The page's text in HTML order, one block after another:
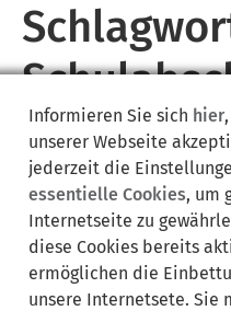
Informieren Sie sich hier
unserer Webseite
jederzeit die
essentielle Cookies, um
Internetseite zu
diese Cookies bereits
ermöglichen die
unsere Internetsete. Sie